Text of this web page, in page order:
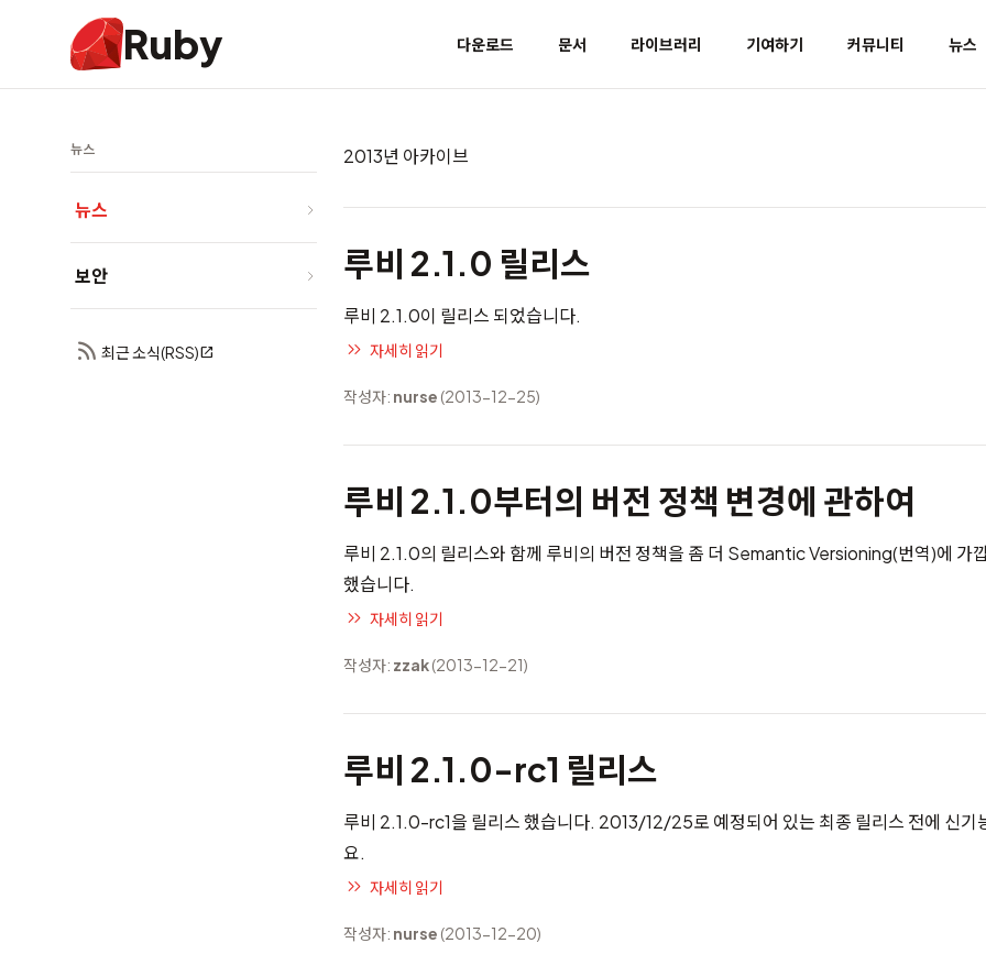
Ruby 다운로드 문서 라이브러리 기여하기 커뮤니티 뉴스
뉴스
뉴스
보안
최근 소식(RSS)
2013년 아카이브
루비 2.1.0 릴리스
루비 2.1.0이 릴리스 되었습니다.
자세히 읽기
작성자: nurse (2013-12-25)
루비 2.1.0부터의 버전 정책 변경에 관하여
루비 2.1.0의 릴리스와 함께 루비의 버전 정책을 좀 더 Semantic Versioning(번역)에 가
했습니다.
자세히 읽기
작성자: zzak(2013-12-21)
루비 2.1.0-rc1 릴리스
루비 2.1.0-rc1을 릴리스 했습니다. 2013/12/25로 예정되어 있는 최종 릴리스 전에 신기
요.
자세히 읽기
작성자: nurse (2013-12-20)